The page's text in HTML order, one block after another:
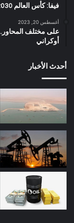
فيفا: كأس العالم 2030 سيكون مشترك بين المغرب وإسبانيا والبرتغال
أغسطس 20, 2023
أوكراني
أحدث الأخبار